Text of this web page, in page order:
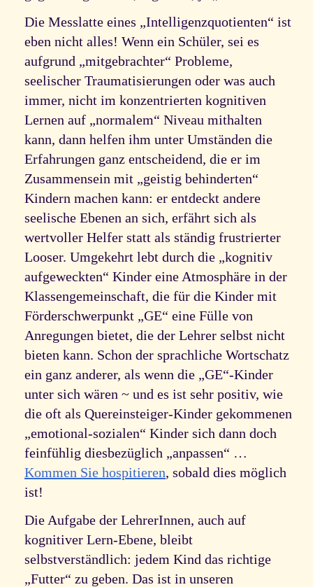
Die Messlatte eines „Intelligenzquotienten“ ist
eben nicht alles! Wenn ein Schüler, sei es
aufgrund „mitgebrachter“ Probleme,
seelischer Traumatisierungen oder was auch
immer, nicht im konzentrierten kognitiven
Lernen auf „normalem“ Niveau mithalten
kann, dann helfen ihm unter Umständen die
Erfahrungen ganz entscheidend, die er im
Zusammensein mit „geistig behinderten“
Kindern machen kann: er entdeckt andere
seelische Ebenen an sich, erfährt sich als
wertvoller Helfer statt als ständig frustrierter
Looser. Umgekehrt lebt durch die „kognitiv
aufgeweckten“ Kinder eine Atmosphäre in der
Klassengemeinschaft, die für die Kinder mit
Förderschwerpunkt „GE“ eine Fülle von
Anregungen bietet, die der Lehrer selbst nicht
bieten kann. Schon der sprachliche Wortschatz
ein ganz anderer, als wenn die „GE“-Kinder
unter sich wären ~ und es ist sehr positiv, wie
die oft als Quereinsteiger-Kinder gekommenen
„emotional-sozialen“ Kinder sich dann doch
feinfühlig diesbezüglich „anpassen“ …
Kommen Sie hospitieren, sobald dies möglich
ist!
Die Aufgabe der LehrerInnen, auch auf
kognitiver Lern-Ebene, bleibt
selbstverständlich: jedem Kind das richtige
„Futter“ zu geben. Das ist in unseren